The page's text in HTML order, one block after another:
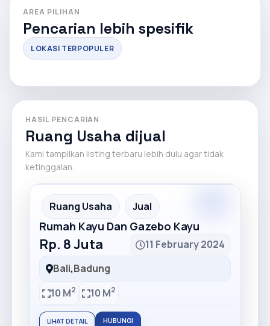
AREA PILIHAN
Pencarian lebih spesifik
LOKASI TERPOPULER
HASIL PENCARIAN
Ruang Usaha dijual
Kami tampilkan listing terbaru lebih dulu agar tidak
ketinggalan.
Recommended
Ruang Usaha Jual
Rumah Kayu Dan Gazebo Kayu
Rp. 8 Juta
11 February 2024
Bali,Badung
10 M2 10 M2
LIHAT DETAIL HUBUNGI